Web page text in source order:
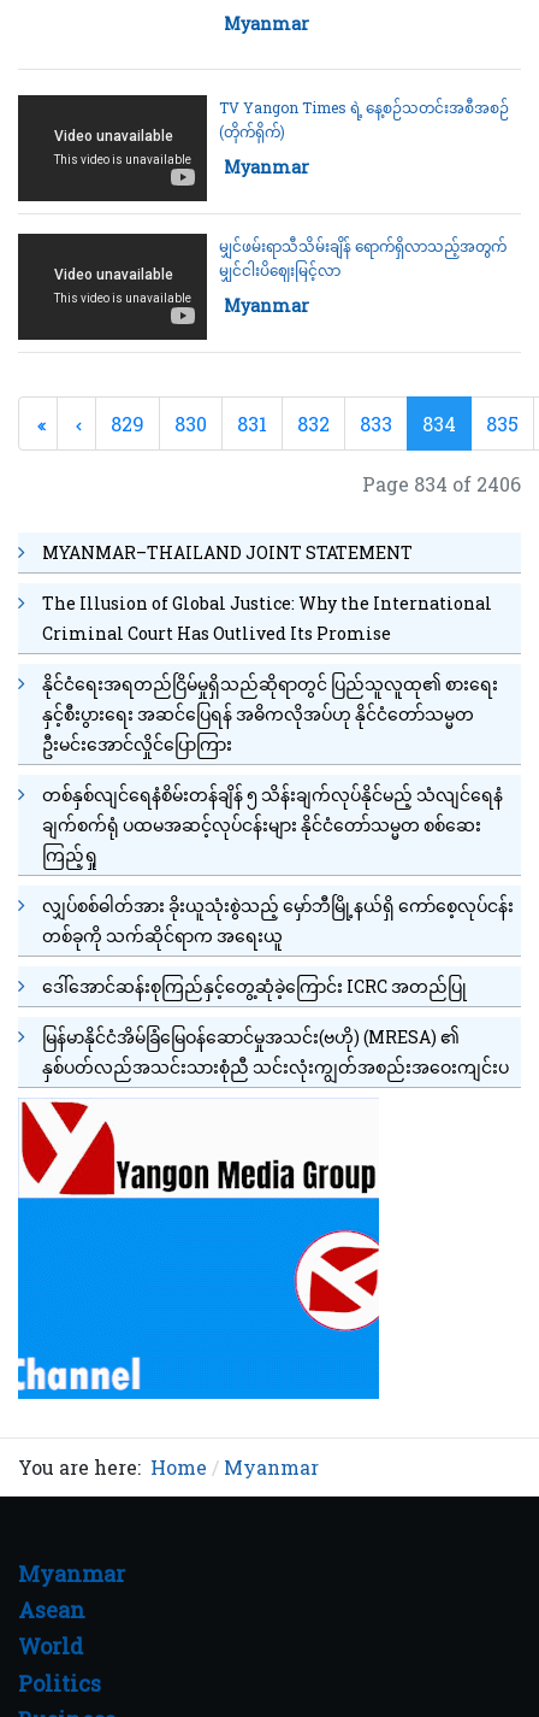
အနည်းဆုံး ၂ ဧကစီ စိုက်ပျိုးကြရန် ဗိုလ်ချူပ်မှူး
ကြီးတိုက်တွန်း
Category:
Myanmar
TV Yangon Times ရဲ့ နေ့စဉ်သတင်းအစီအစဉ်
(တိုက်ရိုက်)
Category:
Myanmar
မျှင်ဖမ်းရာသီသိမ်းချိန် ရောက်ရှိလာသည့်အတွက်
မျှင်ငါးပိဈေးမြင့်လာ
Category:
Myanmar
829 830 831 832 833 834 835
Page 834 of 2406
MYANMAR–THAILAND JOINT STATEMENT
The Illusion of Global Justice: Why the International
Criminal Court Has Outlived Its Promise
နိုင်ငံရေးအရတည်ငြိမ်မှုရှိသည်ဆိုရာတွင် ပြည်သူလူထု၏ စားရေး
နှင့်စီးပွားရေး အဆင်ပြေရန် အဓိကလိုအပ်ဟု နိုင်ငံတော်သမ္မတ
ဦးမင်းအောင်လှိုင်ပြောကြား
တစ်နှစ်လျင်ရေနံစိမ်းတန်ချိန် ၅ သိန်းချက်လုပ်နိုင်မည့် သံလျင်ရေနံ
ချက်စက်ရုံ ပထမအဆင့်လုပ်ငန်းများ နိုင်ငံတော်သမ္မတ စစ်ဆေး
ကြည့်ရှု
လျှပ်စစ်ဓါတ်အား ခိုးယူသုံးစွဲသည့် မှော်ဘီမြို့နယ်ရှိ ကော်စေ့လုပ်ငန်း
တစ်ခုကို သက်ဆိုင်ရာက အရေးယူ
ဒေါ်အောင်ဆန်းစုကြည်နှင့်တွေ့ဆုံခဲ့ကြောင်း ICRC အတည်ပြု
မြန်မာနိုင်ငံအိမ်ခြံမြေဝန်ဆောင်မှုအသင်း(ဗဟို) (MRESA) ၏
နှစ်ပတ်လည်အသင်းသားစုံညီ သင်းလုံးကျွတ်အစည်းအဝေးကျင်းပ
You are here: Home Myanmar
Myanmar
Asean
World
Politics